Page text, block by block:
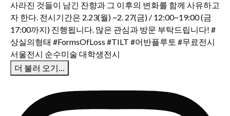
더 불러 오기…